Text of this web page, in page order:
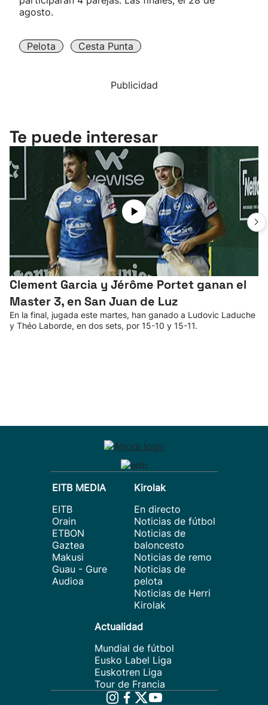
agosto.
Pelota Cesta Punta
Publicidad
Te puede interesar
Clement Garcia y Jérôme Portet ganan el
Master 3, en San Juan de Luz
En la final, jugada este martes, han ganado a Ludovic Laduche
y Théo Laborde, en dos sets, por 15-10 y 15-11.
EITB MEDIA
EITB
Orain
ETBON
Gaztea
Makusi
Guau - Gure
Audioa
Kirolak
En directo
Noticias de fútbol
Noticias de
baloncesto
Noticias de remo
Noticias de
pelota
Noticias de Herri
Kirolak
Actualidad
Mundial de fútbol
Eusko Label Liga
Euskotren Liga
Tour de Francia